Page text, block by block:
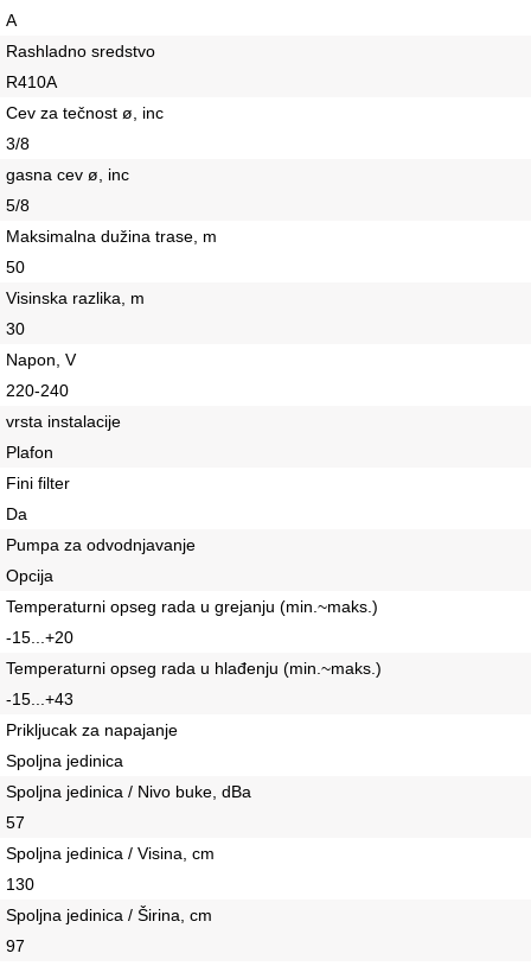
A
Rashladno sredstvo
R410A
Cev za tečnost ø, inc
3/8
gasna cev ø, inc
5/8
Maksimalna dužina trase, m
50
Visinska razlika, m
30
Napon, V
220-240
vrsta instalacije
Plafon
Fini filter
Da
Pumpa za odvodnjavanje
Opcija
Temperaturni opseg rada u grejanju (min.~maks.)
-15...+20
Temperaturni opseg rada u hlađenju (min.~maks.)
-15...+43
Prikljucak za napajanje
Spoljna jedinica
Spoljna jedinica / Nivo buke, dBa
57
Spoljna jedinica / Visina, сm
130
Spoljna jedinica / Širina, сm
97